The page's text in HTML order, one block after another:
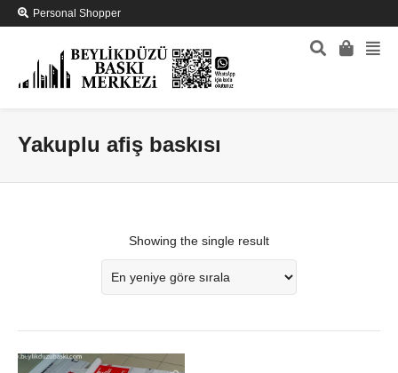
Personal Shopper
Yakuplu afiş baskısı
Showing the single result